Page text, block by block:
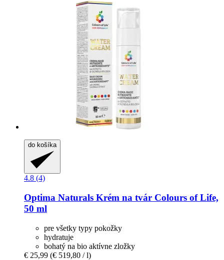
do košíka
4.8 (4)
Optima Naturals Krém na tvár Colours of Life,
50 ml
pre všetky typy pokožky
hydratuje
bohatý na bio aktívne zložky
€ 25,99 (€ 519,80 / l)